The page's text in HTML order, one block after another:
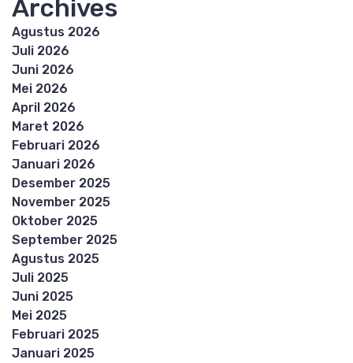
Archives
Agustus 2026
Juli 2026
Juni 2026
Mei 2026
April 2026
Maret 2026
Februari 2026
Januari 2026
Desember 2025
November 2025
Oktober 2025
September 2025
Agustus 2025
Juli 2025
Juni 2025
Mei 2025
Februari 2025
Januari 2025